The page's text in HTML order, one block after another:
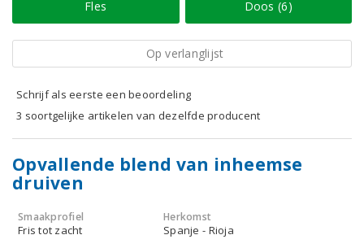
Fles Doos (6)
Op verlanglijst
Schrijf als eerste een beoordeling
3 soortgelijke artikelen van dezelfde producent
Opvallende blend van inheemse
druiven
Smaakprofiel
Fris tot zacht
Herkomst
Spanje - Rioja